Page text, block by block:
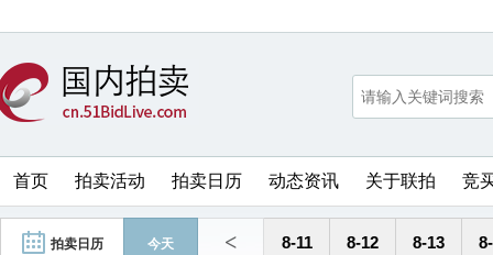
首页 拍卖活动 拍卖日历 动态资讯 关于联拍 竞
拍卖日历 今天 < 8-11 8-12 8-13